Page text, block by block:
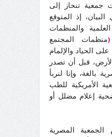
جمعية تنحاز إلى
إذ المتوقع
والمنظمات
(منظمات المجتمع
الحياد والإلمام
قبل أن تصدر
بالغة، وإنا لنربأ
الأمريكية للطب
إعلام مضلل أو
المصرية